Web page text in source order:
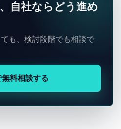
自社ならどう進め
も、検討段階でも相談で
無料相談する